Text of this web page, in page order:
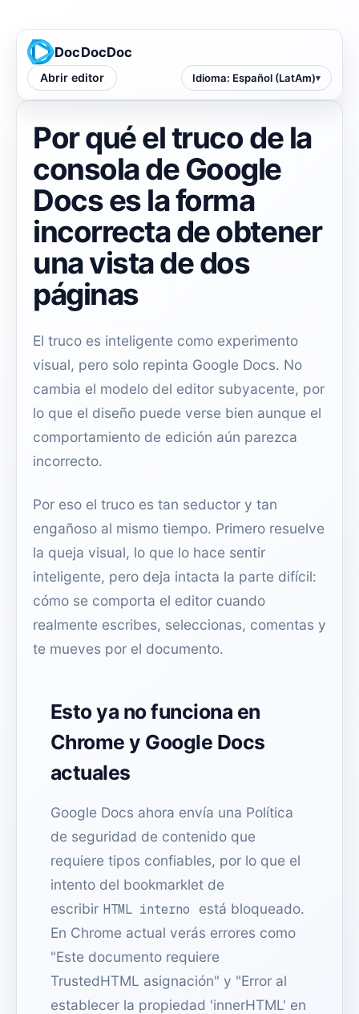
DocDocDoc
Abrir editor Idioma: Español (LatAm)
Por qué el truco de la
consola de Google
Docs es la forma
incorrecta de obtener
una vista de dos
páginas
El truco es inteligente como experimento
visual, pero solo repinta Google Docs. No
cambia el modelo del editor subyacente, por
lo que el diseño puede verse bien aunque el
comportamiento de edición aún parezca
incorrecto.
Por eso el truco es tan seductor y tan
engañoso al mismo tiempo. Primero resuelve
la queja visual, lo que lo hace sentir
inteligente, pero deja intacta la parte difícil:
cómo se comporta el editor cuando
realmente escribes, seleccionas, comentas y
te mueves por el documento.
Esto ya no funciona en
Chrome y Google Docs
actuales
Google Docs ahora envía una Política
de seguridad de contenido que
requiere tipos confiables, por lo que el
intento del bookmarklet de
escribir HTML interno
está bloqueado.
En Chrome actual verás errores como
"Este documento requiere
TrustedHTML asignación" y "Error al
establecer la propiedad 'innerHTML' en